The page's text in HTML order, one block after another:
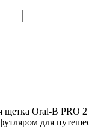
щетка Oral-B PRO
для